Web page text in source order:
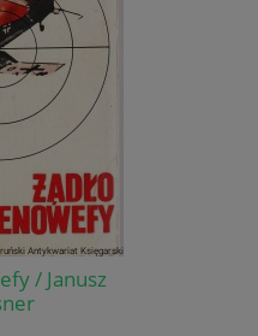
/ Janusz